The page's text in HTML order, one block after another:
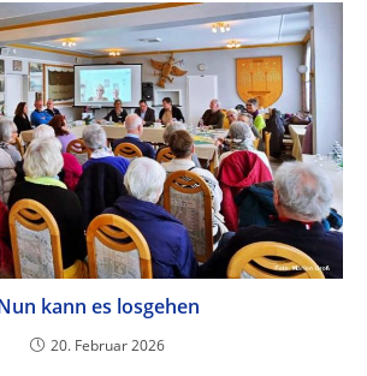
kann es losgehen
20. Februar 2026